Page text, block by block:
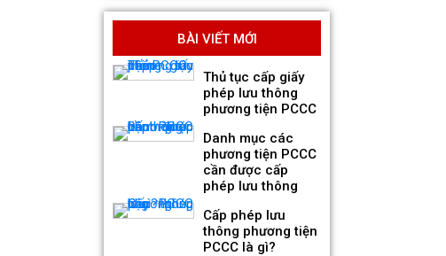
Giá bán: Liên hệ
BÀI VIẾT MỚI
Thủ tục cấp giấy
phép lưu thông
phương tiện PCCC
Danh mục các
phương tiện PCCC
cần được cấp
phép lưu thông
Cấp phép lưu
thông phương tiện
PCCC là gì?